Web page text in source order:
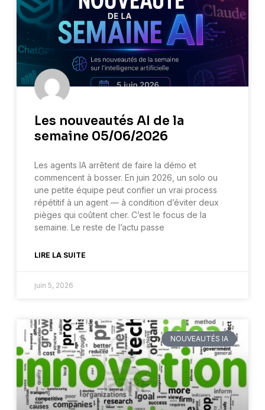
Les nouveautés AI de la
semaine 05/06/2026
Les agents IA arrêtent de faire la démo et
commencent à bosser. En juin 2026, un solo ou
une petite équipe peut confier un vrai process
répétitif à un agent — à condition d’éviter deux
pièges qui coûtent cher. C’est le focus de la
semaine. Le reste de l’actu passe
LIRE LA SUITE
juin 5, 2026
NOUVEAUTÉS IA